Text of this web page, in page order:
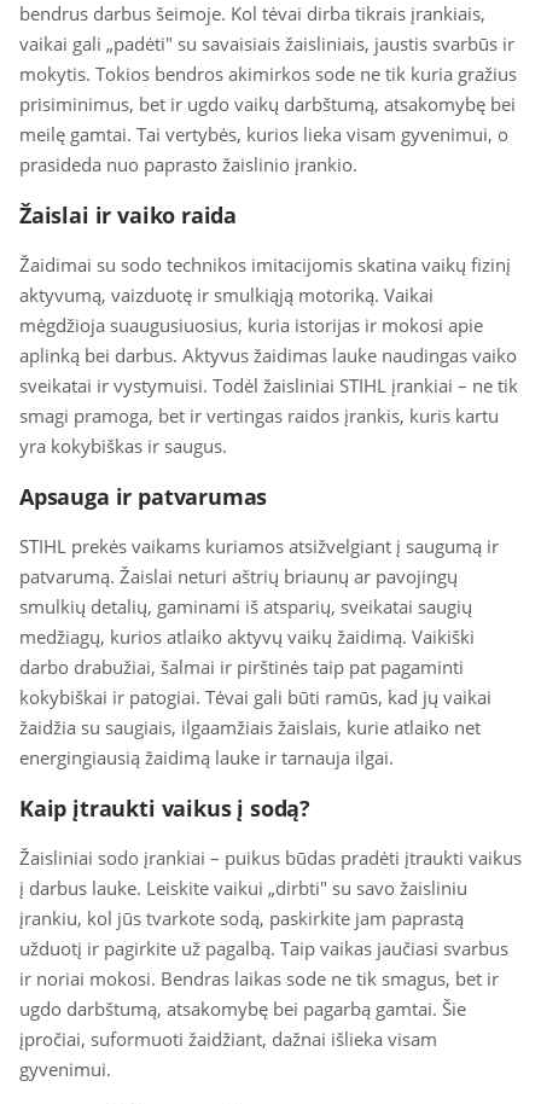
bendrus darbus šeimoje. Kol tėvai dirba tikrais įrankiais,
vaikai gali „padėti" su savaisiais žaisliniais, jaustis svarbūs ir
mokytis. Tokios bendros akimirkos sode ne tik kuria gražius
prisiminimus, bet ir ugdo vaikų darbštumą, atsakomybę bei
meilę gamtai. Tai vertybės, kurios lieka visam gyvenimui, o
prasideda nuo paprasto žaislinio įrankio.
Žaislai ir vaiko raida
Žaidimai su sodo technikos imitacijomis skatina vaikų fizinį
aktyvumą, vaizduotę ir smulkiąją motoriką. Vaikai
mėgdžioja suaugusiuosius, kuria istorijas ir mokosi apie
aplinką bei darbus. Aktyvus žaidimas lauke naudingas vaiko
sveikatai ir vystymuisi. Todėl žaisliniai STIHL įrankiai – ne tik
smagi pramoga, bet ir vertingas raidos įrankis, kuris kartu
yra kokybiškas ir saugus.
Apsauga ir patvarumas
STIHL prekės vaikams kuriamos atsižvelgiant į saugumą ir
patvarumą. Žaislai neturi aštrių briaunų ar pavojingų
smulkių detalių, gaminami iš atsparių, sveikatai saugių
medžiagų, kurios atlaiko aktyvų vaikų žaidimą. Vaikiški
darbo drabužiai, šalmai ir pirštinės taip pat pagaminti
kokybiškai ir patogiai. Tėvai gali būti ramūs, kad jų vaikai
žaidžia su saugiais, ilgaamžiais žaislais, kurie atlaiko net
energingiausią žaidimą lauke ir tarnauja ilgai.
Kaip įtraukti vaikus į sodą?
Žaisliniai sodo įrankiai – puikus būdas pradėti įtraukti vaikus
į darbus lauke. Leiskite vaikui „dirbti" su savo žaisliniu
įrankiu, kol jūs tvarkote sodą, paskirkite jam paprastą
užduotį ir pagirkite už pagalbą. Taip vaikas jaučiasi svarbus
ir noriai mokosi. Bendras laikas sode ne tik smagus, bet ir
ugdo darbštumą, atsakomybę bei pagarbą gamtai. Šie
įpročiai, suformuoti žaidžiant, dažnai išlieka visam
gyvenimui.